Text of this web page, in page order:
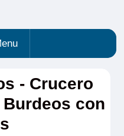
- Crucero
con